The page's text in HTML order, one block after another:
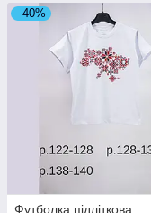
–40%
Футболка підліткова